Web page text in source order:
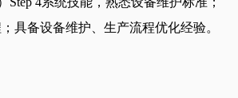
具备设备维护、生产流程优化经验。